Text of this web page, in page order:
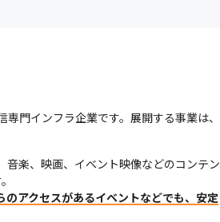
門インフラ企業です。展開する事業は、
楽、映画、イベント映像などのコンテン
のアクセスがあるイベントなどでも、安定